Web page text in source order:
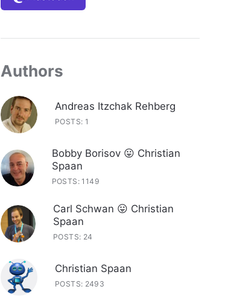
Authors
Andreas Itzchak Rehberg
POSTS: 1
Bobby Borisov 😛 Christian
Spaan
POSTS: 1149
Carl Schwan 😛 Christian
Spaan
POSTS: 24
Christian Spaan
POSTS: 2493